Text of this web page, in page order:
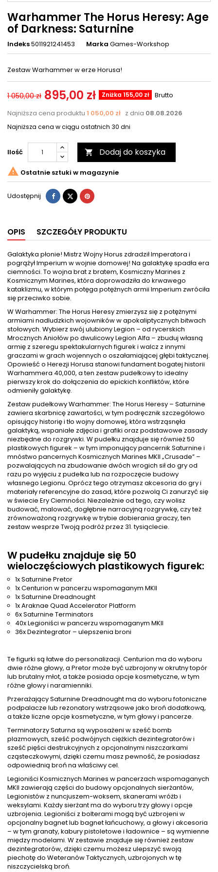
Warhammer The Horus Heresy: Age
of Darkness: Saturnine
Indeks5011921241453 Marka Games-Workshop
Zestaw Warhammer w erze Horusa!
1 050,00 zł 895,00 zł Zniżka 155,00 zł
Brutto
Najniższa cena produktu 1 050,00 zł z dnia 08.08.2026
Najniższa cena w ciągu ostatnich 30 dni
Ilość  Dodaj do koszyka
 Ostatnie sztuki w magazynie
Udostępnij Udostępnij
TweetujPinterest
OPIS SZCZEGÓŁY PRODUKTU
Galaktyka płonie! Mistrz Wojny Horus zdradził Imperatora i
pogrążył Imperium w wojnie domowej! Na galaktykę spadła era
ciemności. To wojna brat z bratem, Kosmiczny Marines z
Kosmicznym Marines, która doprowadziła do krwawego
kataklizmu, w którym potęga potężnych armii Imperium zwróciła
się przeciwko sobie.
W Warhammer: The Horus Heresy zmierzysz się z potężnymi
armiami nadludzkich wojowników w apokaliptycznych bitwach
stołowych. Wybierz swój ulubiony Legion – od rycerskich
Mrocznych Aniołów po dwulicowy Legion Alfa – zbuduj własną
armię z szeregu spektakularnych figurek i walcz z innymi
graczami w grach wojennych o oszałamiającej głębi taktycznej.
Opowieść o Herezji Horusa stanowi fundament bogatej historii
Warhammera 40,000, a ten zestaw pudełkowy to idealny
pierwszy krok do dołączenia do epickich konfliktów, które
odmieniły galaktykę.
Zestaw pudełkowy Warhammer: The Horus Heresy – Saturnine
zawiera skarbnicę zawartości, w tym podręcznik szczegółowo
opisujący historię i tło wojny domowej, która wstrząsnęła
galaktyką, wspaniałe zdjęcia i grafiki oraz podstawowe zasady
niezbędne do rozgrywki. W pudełku znajduje się również 50
plastikowych figurek – w tym imponujący pancernik Saturnine i
mnóstwo pancernych Kosmicznych Marines MKII „Crusade” –
pozwalających na zbudowanie dwóch wrogich sił do gry od
razu po wyjęciu z pudełka lub na rozpoczęcie budowy
własnego Legionu. Oprócz tego otrzymasz akcesoria do gry i
materiały referencyjne do zasad, które pozwolą Ci zanurzyć się
w świecie Ery Ciemności. Niezależnie od tego, czy wolisz
budować, malować, dogłębnie narracyjną rozgrywkę, czy też
zrównoważoną rozgrywkę w trybie dobierania graczy, ten
zestaw wesprze Twoją podróż przez 31. tysiąclecie.
W pudełku znajduje się 50
wieloczęściowych plastikowych figurek:
1x Saturnine Pretor
1x Centurion w pancerzu wspomaganym MKII
1x Saturnine Dreadnought
1x Araknae Quad Accelerator Platform
6x Saturnine Terminators
40x Legioniści w pancerzu wspomaganym MKII
36x Dezintegrator – ulepszenia broni
Te figurki są łatwe do personalizacji. Centurion ma do wyboru
dwie różne głowy, a Pretor może być uzbrojony w okrutny topór
lub brutalny młot, a także posiada opcje kosmetyczne, w tym
różne głowy i naramienniki.
Przerażający Saturnine Dreadnought ma do wyboru fotoniczne
podpalacze lub rezonatory wstrząsowe jako broń dodatkową,
a także liczne opcje kosmetyczne, w tym głowy i pancerze.
Terminatorzy Saturna są wyposażeni w sześć bomb
plazmowych, sześć podwójnych ciężkich dezintegratorów i
sześć pięści destrukcyjnych z opcjonalnymi niszczarkami
cząsteczkowymi, dzięki czemu masz pewność, że posiadasz
odpowiednią broń na właściwy cel.
Legioniści Kosmicznych Marines w pancerzach wspomaganych
MKII zawierają części do budowy opcjonalnych sierżantów,
Legionistów z nuncjuszem-woksem, skanerami wróżb i
weksylami. Każdy sierżant ma do wyboru trzy głowy i opcje
uzbrojenia. Legioniści z bolterami mogą być uzbrojeni w
opcjonalny bagnet lub bagnet łańcuchowy, a głowy i akcesoria
– w tym granaty, kabury pistoletowe i ładownice – są wymienne
między modelami. W zestawie znajduje się również zestaw
dezintegratorów, dzięki czemu możesz ulepszyć swoją
piechotę do Weteranów Taktycznych, uzbrojonych w tę
niszczycielską broń.